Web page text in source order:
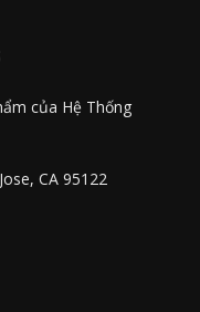
của Hệ Thống
CA 95122